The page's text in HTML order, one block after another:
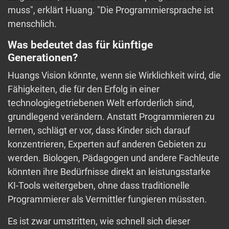
muss", erklärt Huang. "Die Programmiersprache ist
menschlich.
Was bedeutet das für künftige
Generationen?
Huangs Vision könnte, wenn sie Wirklichkeit wird, die
Fähigkeiten, die für den Erfolg in einer
technologiegetriebenen Welt erforderlich sind,
grundlegend verändern. Anstatt Programmieren zu
lernen, schlägt er vor, dass Kinder sich darauf
konzentrieren, Experten auf anderen Gebieten zu
werden. Biologen, Pädagogen und andere Fachleute
könnten ihre Bedürfnisse direkt an leistungsstarke
KI-Tools weitergeben, ohne dass traditionelle
Programmierer als Vermittler fungieren müssten.
Es ist zwar umstritten, wie schnell sich dieser